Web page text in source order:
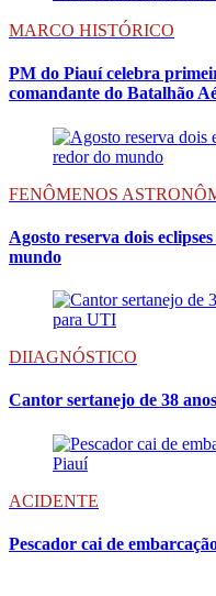
MARCO HISTÓRICO
PM do Piauí celebra
comandante do Batalhão
FENÔMENOS
Agosto reserva dois
mundo
DIIAGNÓSTICO
Cantor sertanejo de 38
ACIDENTE
Pescador cai de